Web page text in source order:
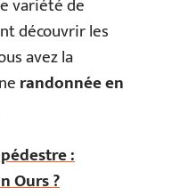
variété de
découvrir les
avez la
randonnée en
:
Ours ?